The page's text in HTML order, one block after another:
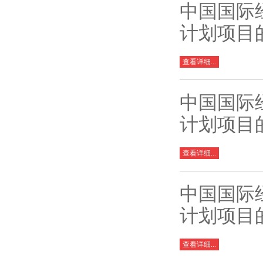
中国国际
计划项目
查看详细...
中国国际
计划项目
查看详细...
中国国际
计划项目
查看详细...